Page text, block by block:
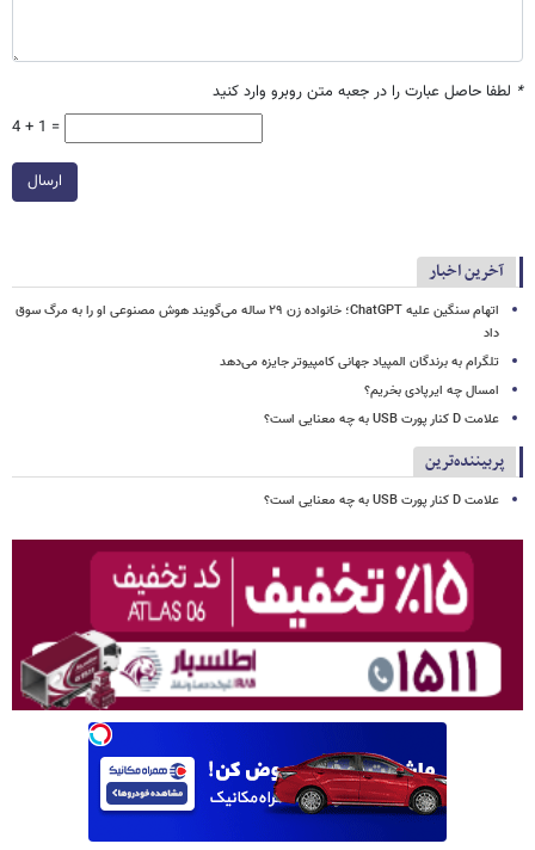
* لطفا حاصل عبارت را در جعبه متن روبرو وارد کنید
4 + 1 =
ارسال
آخرین اخبار
اتهام سنگین علیه ChatGPT؛ خانواده زن ۲۹ ساله می‌گویند هوش مصنوعی او را به مرگ سوق
داد
تلگرام به برندگان المپیاد جهانی کامپیوتر جایزه می‌دهد
امسال چه ایرپادی بخریم؟
علامت D کنار پورت USB به چه معنایی است؟
پربیننده‌ترین
علامت D کنار پورت USB به چه معنایی است؟